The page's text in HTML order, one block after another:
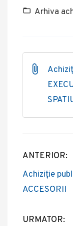
Arhiva
Post
ANTERIOR:
Achiziție
ACCESORII
URMATOR: